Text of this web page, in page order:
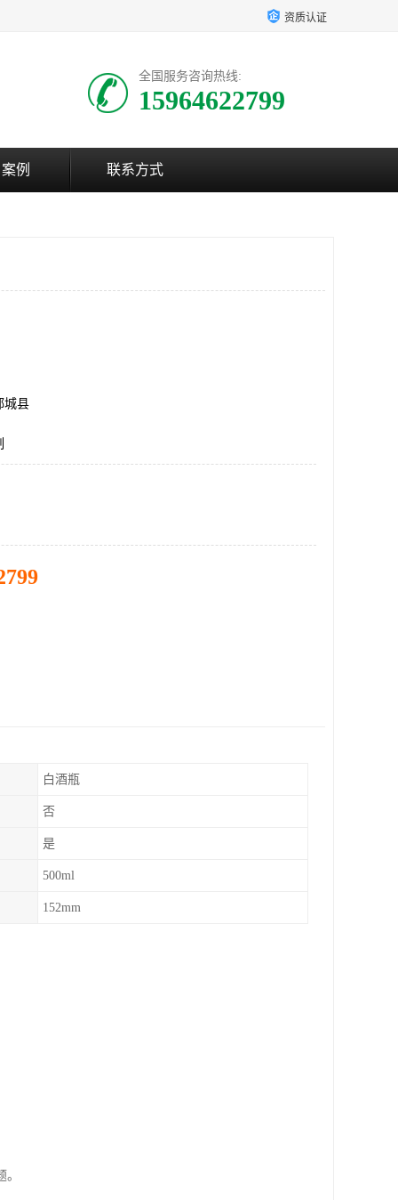
资质认证
全国服务咨询热线:
15964622799
例 联系方式
城县
白酒瓶
否
是
500ml
152mm